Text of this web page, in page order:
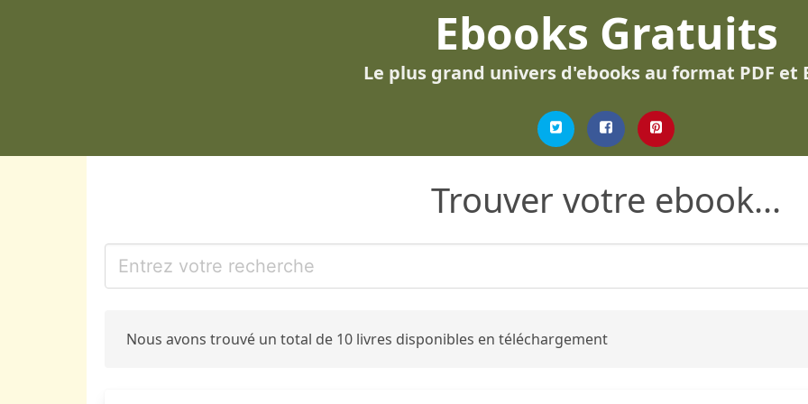
Ebooks Gratuits
Le plus grand univers d'ebooks au format PDF et
Trouver votre ebook...
Nous avons trouvé un total de 10 livres disponibles en téléchargement